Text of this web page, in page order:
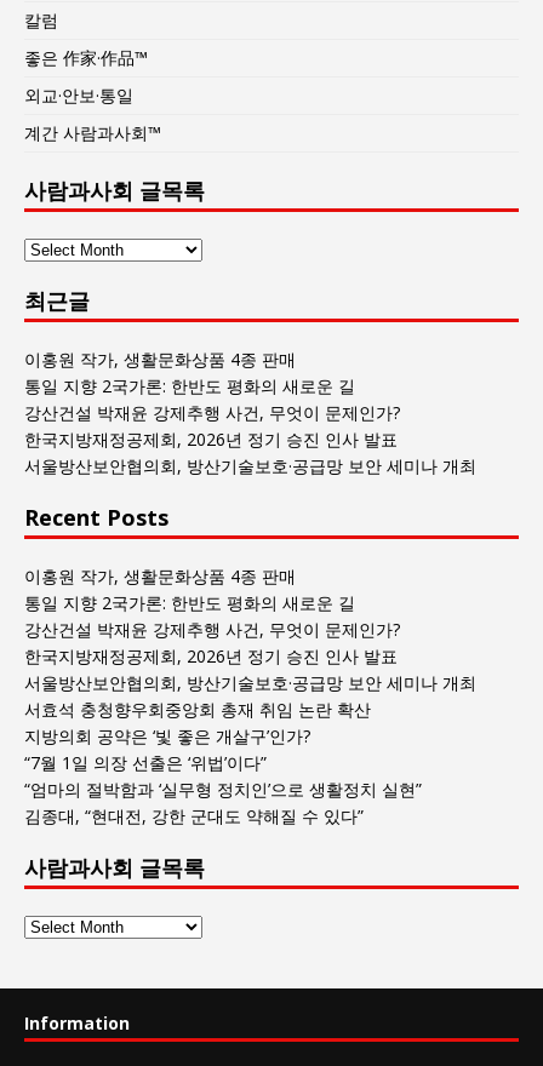
칼럼
좋은 作家·作品™
외교·안보·통일
계간 사람과사회™
사람과사회 글목록
사
과
사
회
글
목
록
최근글
이홍원 작가, 생활문화상품 4종 판매
통일 지향 2국가론: 한반도 평화의 새로운 길
강산건설 박재윤 강제추행 사건, 무엇이 문제인가?
한국지방재정공제회, 2026년 정기 승진 인사 발표
서울방산보안협의회, 방산기술보호·공급망 보안 세미나 개최
Recent Posts
이홍원 작가, 생활문화상품 4종 판매
통일 지향 2국가론: 한반도 평화의 새로운 길
강산건설 박재윤 강제추행 사건, 무엇이 문제인가?
한국지방재정공제회, 2026년 정기 승진 인사 발표
서울방산보안협의회, 방산기술보호·공급망 보안 세미나 개최
서효석 충청향우회중앙회 총재 취임 논란 확산
지방의회 공약은 ‘빛 좋은 개살구’인가?
“7월 1일 의장 선출은 ‘위법’이다”
“엄마의 절박함과 ‘실무형 정치인’으로 생활정치 실현”
김종대, “현대전, 강한 군대도 약해질 수 있다”
사람과사회 글목록
사
회
Information